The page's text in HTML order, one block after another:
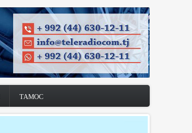
ТАМОС